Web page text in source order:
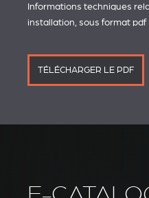
Informations techniques
installation, sous format pdf
TÉLÉCHARGER LE PDF